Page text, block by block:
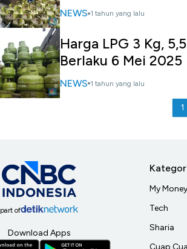
NEWS 1 tahun yang lalu
Harga LPG 3 Kg,
Berlaku 6 Mei 2025
NEWS 1 tahun yang lalu
1
part of
Download Apps
My Money
Tech
Sharia
Cuap